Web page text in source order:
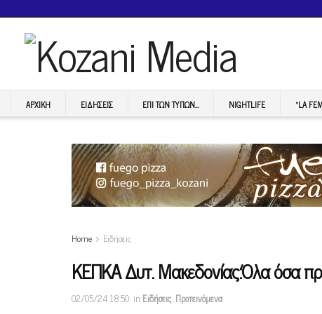
ΑΡΧΙΚΉ ΕΙΔΉΣΕΙΣ ΕΠI ΤΩΝ ΤΥΠΩΝ… NIGHTLIFE “LA
Home Ειδήσεις
KEΠΚΑ Δυτ. Μακεδονίας:Όλα όσα
02/05/24 18:50 in Ειδήσεις,Προτεινόμενα